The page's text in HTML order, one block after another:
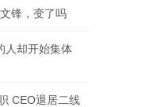
锋，变了吗
人却开始集体
CEO退居二线